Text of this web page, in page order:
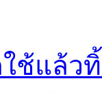
ช้แล้ว